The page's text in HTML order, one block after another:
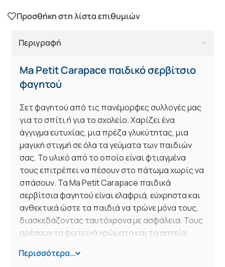
Προσθήκη στη λίστα επιθυμιών
Περιγραφή
Ma Petit Carapace παιδικό σερβίτσιο
φαγητού
Σετ φαγητού από τις πανέμορφες συλλογές μας
για το σπίτι ή για το σχολείο. Χαρίζει ένα
άγγιγμα ευτυχίας, μια πρέζα γλυκύτητας, μια
μαγική στιγμή σε όλα τα γεύματα των παιδιών
σας. Το υλικό από το οποίο είναι φτιαγμένα
τους επιτρέπει να πέσουν στο πάτωμα χωρίς να
σπάσουν. Τα Ma Petit Carapace παιδικά
σερβίτσια φαγητού είναι ελαφριά, εύχρηστα και
ανθεκτικά ώστε τα παιδιά να τρώνε μόνα τους,
διασκεδάζοντας ταυτόχρονα με ασφάλεια. Τους
αρέσουν τα φωτεινά χρώματα και τα αστεία
τους ήρωες. Το μόνο που απομένει σε εσάς είναι
Περισσότερα…